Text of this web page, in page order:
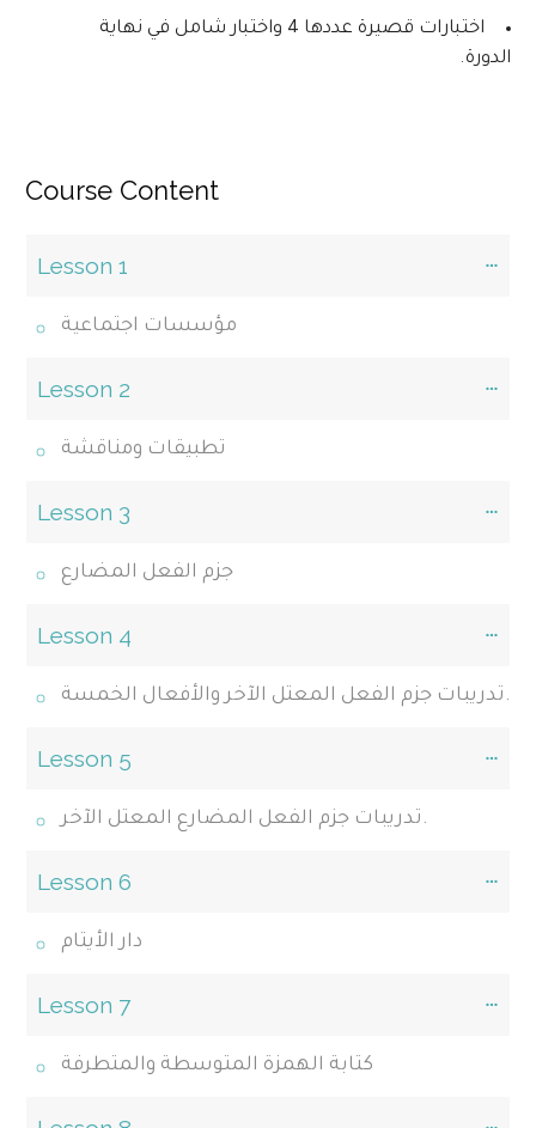
اختبارات قصيرة عددها 4 واختبار شامل في نهاية
الدورة.
Course Content
Lesson 1
مؤسسات اجتماعية
Lesson 2
تطبيقات ومناقشة
Lesson 3
جزم الفعل المضارع
Lesson 4
تدريبات جزم الفعل المعتل الآخر والأفعال الخمسة.
Lesson 5
تدريبات جزم الفعل المضارع المعتل الآخر.
Lesson 6
دار الأيتام
Lesson 7
كتابة الهمزة المتوسطة والمتطرفة